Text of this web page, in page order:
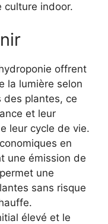
culture indoor.
offrent
la lumière selon
des plantes, ce
et leur
leur cycle de vie.
en
une émission de
une
sans risque
élevé et le